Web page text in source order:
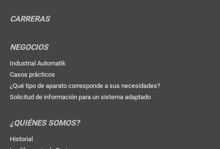
CARRERAS
NEGOCIOS
Industrial Automatik
Casos prácticos
¿Qué tipo de aparato corresponde a sus necesidades?
Solicitud de información para un sistema adaptado
¿QUIÉNES SOMOS?
Historial